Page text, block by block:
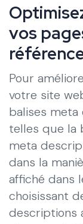
vos
Pour
votre site
balises meta
telles que la
meta
dans la
affiché dans
choisissant
descriptions